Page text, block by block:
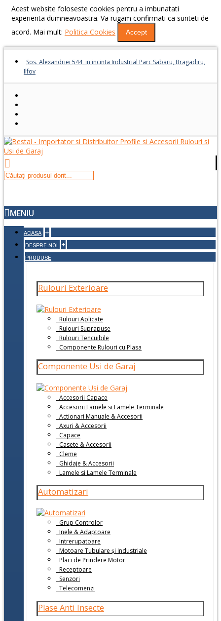
Acest website foloseste cookies pentru a imbunatati
experienta dumneavoastra. Va rugam confirmati ca sunteti de
acord. Mai mult: Politica Cookies Accept
Sos. Alexandriei 544, in incinta Industrial Parc Sabaru, Bragadiru,
Ilfov
MENIU
ACASA +
DESPRE NOI +
PRODUSE
Rulouri Exterioare
Rulouri Aplicate
Rulouri Suprapuse
Rulouri Tencuibile
Componente Rulouri cu Plasa
Componente Usi de Garaj
Accesorii Capace
Accesorii Lamele si Lamele Terminale
Actionari Manuale & Accesorii
Axuri & Accesorii
Capace
Casete & Accesorii
Cleme
Ghidaje & Accesorii
Lamele si Lamele Terminale
Automatizari
Grup Controlor
Inele & Adaptoare
Intrerupatoare
Motoare Tubulare și Industriale
Placi de Prindere Motor
Receptoare
Senzori
Telecomenzi
Plase Anti Insecte